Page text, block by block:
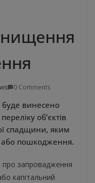
0 Comments
винесено
об’єктів
спадщини, яким
пошкодження.
про запровадження
капітальний